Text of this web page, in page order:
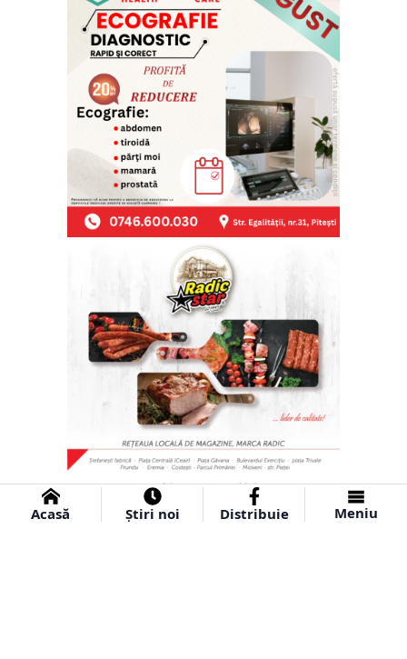
Acasă Știri noi Distribuie Meniu